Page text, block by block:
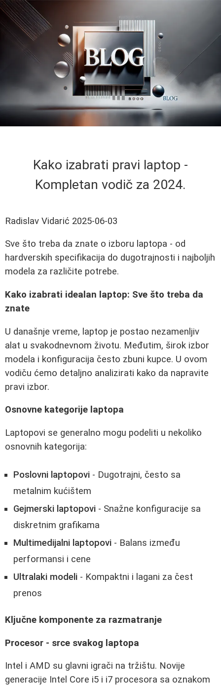
Kako izabrati pravi laptop -
Kompletan vodič za 2024.
Radislav Vidarić 2025-06-03
Sve što treba da znate o izboru laptopa - od
hardverskih specifikacija do dugotrajnosti i najboljih
modela za različite potrebe.
Kako izabrati idealan laptop: Sve što treba da
znate
U današnje vreme, laptop je postao nezamenljiv
alat u svakodnevnom životu. Međutim, širok izbor
modela i konfiguracija često zbuni kupce. U ovom
vodiču ćemo detaljno analizirati kako da napravite
pravi izbor.
Osnovne kategorije laptopa
Laptopovi se generalno mogu podeliti u nekoliko
osnovnih kategorija:
Poslovni laptopovi - Dugotrajni, često sa
metalnim kućištem
Gejmerski laptopovi - Snažne konfiguracije sa
diskretnim grafikama
Multimedijalni laptopovi - Balans između
performansi i cene
Ultralaki modeli - Kompaktni i lagani za čest
prenos
Ključne komponente za razmatranje
Procesor - srce svakog laptopa
Intel i AMD su glavni igrači na tržištu. Novije
generacije Intel Core i5 i i7 procesora sa oznakom